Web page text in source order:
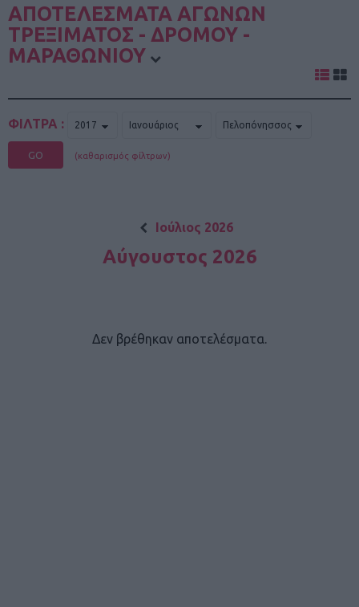
ΑΠΟΤΕΛΕΣΜΑΤΑ ΑΓΩΝΩΝ
ΤΡΕΞΙΜΑΤΟΣ - ΔΡΟΜΟΥ -
ΜΑΡΑΘΩΝΙΟΥ
ΦΙΛΤΡΑ :
GO (καθαρισμός φίλτρων)
Ιούλιος 2026
Αύγουστος 2026
Δεν βρέθηκαν αποτελέσματα.